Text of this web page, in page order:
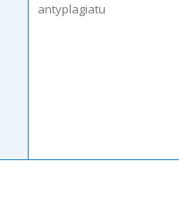
antyplagiatu